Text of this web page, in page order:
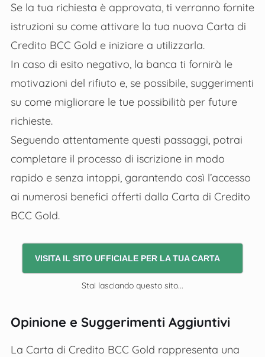
Se la tua richiesta è approvata, ti verranno fornite
istruzioni su come attivare la tua nuova Carta di
Credito BCC Gold e iniziare a utilizzarla.
In caso di esito negativo, la banca ti fornirà le
motivazioni del rifiuto e, se possibile, suggerimenti
su come migliorare le tue possibilità per future
richieste.
Seguendo attentamente questi passaggi, potrai
completare il processo di iscrizione in modo
rapido e senza intoppi, garantendo così l’accesso
ai numerosi benefici offerti dalla Carta di Credito
BCC Gold.
VISITA IL SITO UFFICIALE PER LA TUA CARTA
Stai lasciando questo sito...
Opinione e Suggerimenti Aggiuntivi
La Carta di Credito BCC Gold rappresenta una